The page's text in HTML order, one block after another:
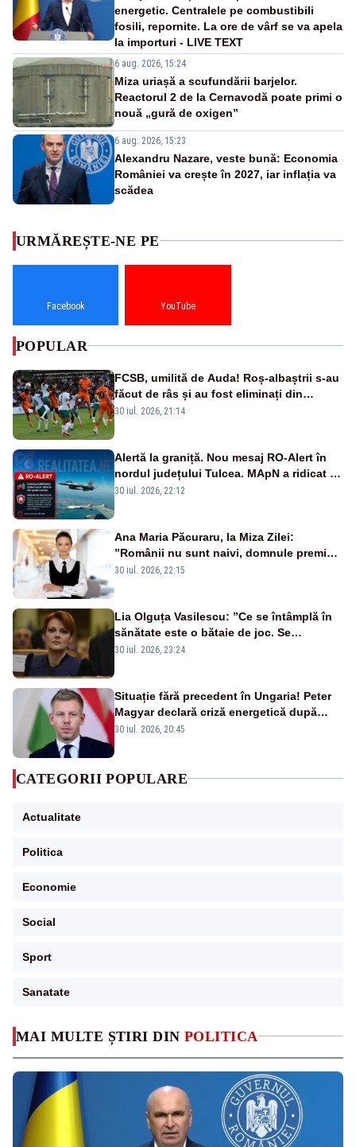
energetic. Centralele pe combustibili
fosili, repornite. La ore de vârf se va apela
la importuri - LIVE TEXT
6 aug. 2026, 15:24
Miza uriașă a scufundării barjelor.
Reactorul 2 de la Cernavodă poate primi o
nouă „gură de oxigen”
6 aug. 2026, 15:23
Alexandru Nazare, veste bună: Economia
României va crește în 2027, iar inflația va
scădea
MAI MULTE ȘTIRI DIN POLITICA
URMĂREȘTE-NE PE
Facebook YouTube
POPULAR
FCSB, umilită de Auda! Roș-albaștrii s-au
făcut de râs și au fost eliminați din
Conference League
30 iul. 2026, 21:14
Alertă la graniță. Nou mesaj RO-Alert în
nordul județului Tulcea. MApN a ridicat de
la sol două avioane F-16
30 iul. 2026, 22:12
Ana Maria Păcuraru, la Miza Zilei:
”Românii nu sunt naivi, domnule premier
Bolojan”
30 iul. 2026, 22:15
Lia Olguța Vasilescu: ”Ce se întâmplă în
sănătate este o bătaie de joc. Se
guvernează extraordinar de prost”
30 iul. 2026, 23:24
Situație fără precedent în Ungaria! Peter
Magyar declară criză energetică după
oprirea centralei de la Paks
30 iul. 2026, 20:45
CATEGORII POPULARE
Actualitate
Politica
Economie
Social
Sport
Sanatate